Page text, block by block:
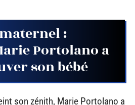
:
Portolano a
son bébé
son zénith, Marie Portolano a